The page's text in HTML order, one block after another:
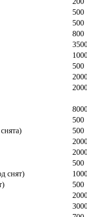
500
500
800
500
500
500
500
снят)
500